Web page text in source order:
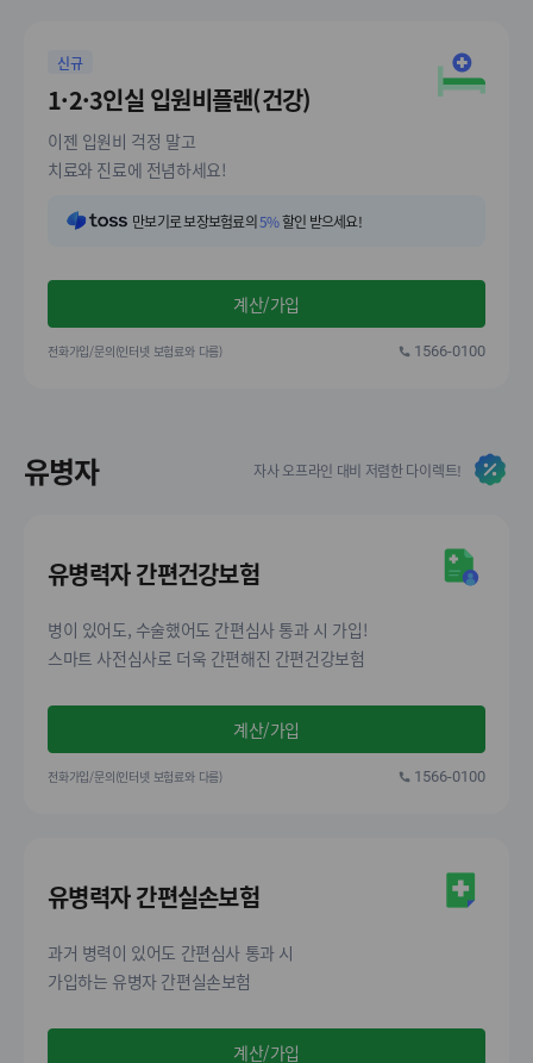
신규
1·2·3인실 입원비플랜(건강)
이젠 입원비 걱정 말고
치료와 진료에 전념하세요!
만보기로 보장보험료의5%할인 받으세요!
계산/가입
전화가입/문의(인터넷 보험료와 다름) 1566-0100
유병자 자사 오프라인 대비 저렴한 다이렉트!
유병력자 간편건강보험
병이 있어도, 수술했어도 간편심사 통과 시 가입!
스마트 사전심사로 더욱 간편해진 간편건강보험
계산/가입
전화가입/문의(인터넷 보험료와 다름) 1566-0100
유병력자 간편실손보험
과거 병력이 있어도 간편심사 통과 시
가입하는 유병자 간편실손보험
계산/가입